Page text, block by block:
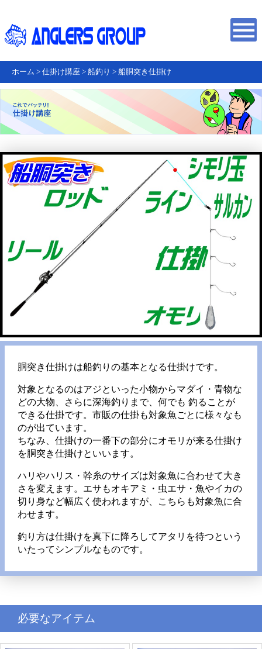
ホーム > 仕掛け講座 > 船釣り > 船胴突き仕掛け
胴突き仕掛けは船釣りの基本となる仕掛けです。
対象となるのはアジといった小物からマダイ・青物な
どの大物、さらに深海釣りまで、何でも 釣ることが
できる仕掛です。市販の仕掛も対象魚ごとに様々なも
のが出ています。
ちなみ、仕掛けの一番下の部分にオモリが来る仕掛け
を胴突き仕掛けといいます。
ハリやハリス・幹糸のサイズは対象魚に合わせて大き
さを変えます。エサもオキアミ・虫エサ・魚やイカの
切り身など幅広く使われますが、こちらも対象魚に合
わせます。
釣り方は仕掛けを真下に降ろしてアタリを待つという
いたってシンプルなものです。
必要なアイテム